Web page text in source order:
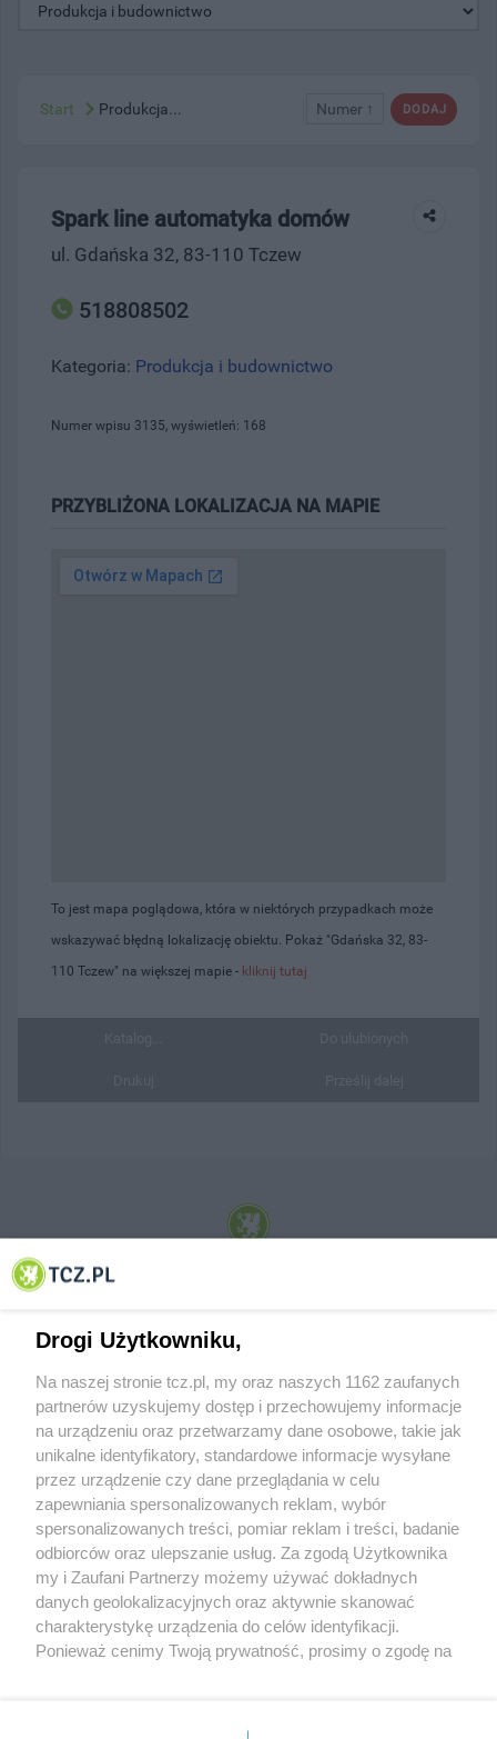
DODAJ
Numer ↑
Start Produkcja...
Spark line automatyka domów
ul. Gdańska 32, 83-110 Tczew
518808502
Kategoria: Produkcja i budownictwo
Numer wpisu 3135, wyświetleń: 168
PRZYBLIŻONA LOKALIZACJA NA MAPIE
To jest mapa poglądowa, która w niektórych przypadkach może
wskazywać błędną lokalizację obiektu. Pokaż "Gdańska 32, 83-
110 Tczew" na większej mapie - kliknij tutaj
© 2001-2026 Tczew - TCZ.PL Sp. z o.o. Internetowy Serwis Informacyjny Miasta
O FIRMIE POLITYKA PRYWATNOŚCI HOSTING
REKLAMA WSPÓŁPRACA RSS FACEBOOK KONTAKT
Nasze serwisy
Aktualności
Tcz24
Muzyka i kultura
Archiwum wydarzeń
Drogi Użytkowniku,
Na naszej stronie tcz.pl, my oraz naszych 1162 zaufanych
partnerów uzyskujemy dostęp i przechowujemy informacje
na urządzeniu oraz przetwarzamy dane osobowe, takie jak
unikalne identyfikatory, standardowe informacje wysyłane
przez urządzenie czy dane przeglądania w celu
zapewniania spersonalizowanych reklam, wybór
spersonalizowanych treści, pomiar reklam i treści, badanie
odbiorców oraz ulepszanie usług. Za zgodą Użytkownika
my i Zaufani Partnerzy możemy używać dokładnych
danych geolokalizacyjnych oraz aktywnie skanować
charakterystykę urządzenia do celów identyfikacji.
Ponieważ cenimy Twoją prywatność, prosimy o zgodę na